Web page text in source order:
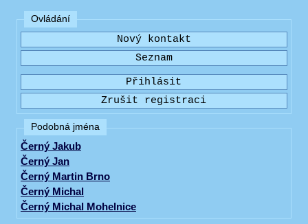
Ovládání
Podobná jména
Černý Jakub
Černý Jan
Černý Martin Brno
Černý Michal
Černý Michal Mohelnice